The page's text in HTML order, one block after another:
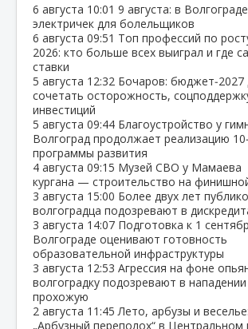
6 августа 10:01 9 августа: в
электричек для болельщиков
6 августа 09:51 Топ профессий по
2026: кто больше всех выиграл и где
ставки
5 августа 12:32 Бочаров:
сочетать осторожность,
инвестиций
5 августа 09:44 Благоустройство у
Волгоград продолжает реализацию
программы развития
4 августа 09:15 Музей СВО у Мамаева
кургана — строительство на
3 августа 15:00 Более двух лет
волгоградца подозревают в
3 августа 14:07 Подготовка к 1
Волгограде оценивают готовность
образовательной инфраструктуры
3 августа 12:53 Агрессия на фоне
волгоградку подозревают в
прохожую
2 августа 11:45 Лето, арбузы и
„Арбузный переполох“ в Центральном